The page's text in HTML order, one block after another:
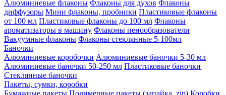
Алюминиевые флаконы Флаконы для духов Флаконы
диффузоры Мини флаконы, пробники Пластиковые флаконы
от 100 мл Пластиковые флаконы до 100 мл Флаконы
ароматизаторы в машину Флаконы пенообразователи
Вакуумные флаконы Флаконы стеклянные 5-100мл
Баночки
Алюминиевые коробочки Алюминиевые баночки 5-30 мл
Алюминиевые баночки 50-250 мл Пластиковые баночки
Стеклянные баночки
Пакеты, сумки, коробки